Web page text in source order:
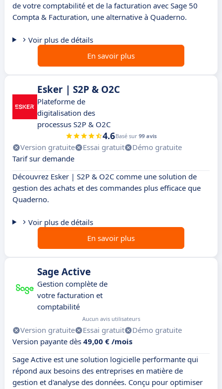
de votre comptabilité et de la facturation avec Sage 50
Compta & Facturation, une alternative à Quaderno.
Voir plus de détails
En savoir plus
Esker | S2P & O2C
Plateforme de
digitalisation des
processus S2P & O2C
4.6Basé sur 99 avis
Version gratuite Essai gratuit
Démo gratuite
Tarif sur demande
Découvrez Esker | S2P & O2C comme une solution de
gestion des achats et des commandes plus efficace que
Quaderno.
Voir plus de détails
En savoir plus
Sage Active
Gestion complète de
votre facturation et
comptabilité
Aucun avis utilisateurs
Version gratuite Essai gratuit
Démo gratuite
Version payante dès 49,00 € /mois
Sage Active est une solution logicielle performante qui
répond aux besoins des entreprises en matière de
gestion et d'analyse des données. Conçu pour optimiser